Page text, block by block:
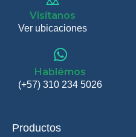
Visítanos
Ver ubicaciones
Hablémos
(+57) 310 234 5026
Productos